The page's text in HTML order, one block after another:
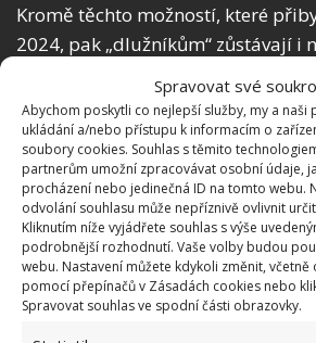
Spravovat své
Abychom poskytli co nejlepší služby, my a naši
ukládání a/nebo přístupu k informacím o
soubory cookies. Souhlas s těmito
partnerům umožní zpracovávat osobní údaje,
procházení nebo jedinečná ID na tomto webu.
odvolání souhlasu může nepříznivě ovlivnit
Kliknutím níže vyjádřete souhlas s výše
podrobnější rozhodnutí. Vaše volby budou
webu. Nastavení můžete kdykoli změnit, včetně
pomocí přepínačů v Zásadách cookies nebo
Spravovat souhlas ve spodní části obrazovky.
Kromě těchto možností, které
2024, pak „dlužníkům“ zůstávají i
situace, za kterých si banka
Je to u spotřebitelského úvěru s
na bydlení do 3 měsíců od sdělení
plnění pojištění.